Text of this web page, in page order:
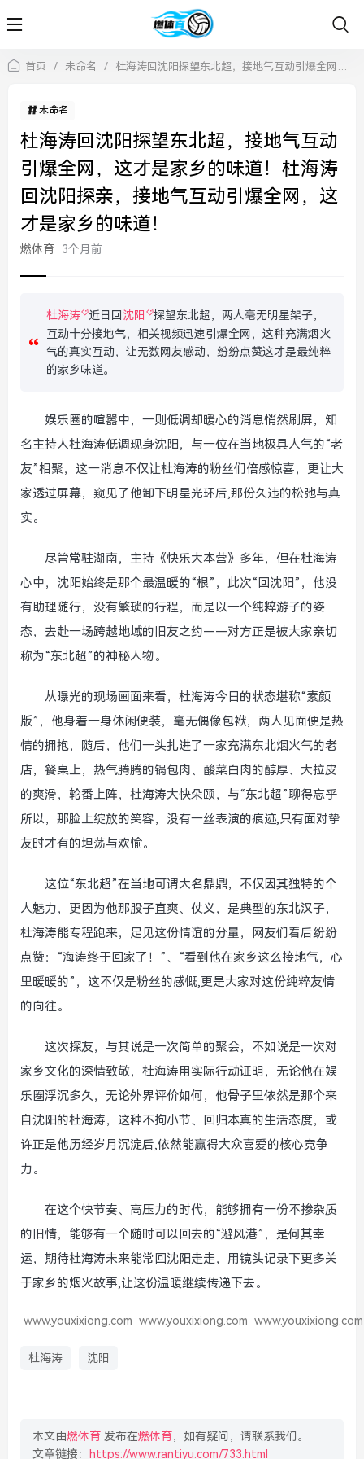
首页 / 未命名 / 杜海涛回沈阳探望东北超，接地气互动引爆全网，这才是家乡的味道！杜海涛回沈阳探亲，接地气互动引爆全网，这才是家乡的味道！
未命名
杜海涛回沈阳探望东北超，接地气互动
引爆全网，这才是家乡的味道！杜海涛
回沈阳探亲，接地气互动引爆全网，这
才是家乡的味道！
燃体育 3个月前
杜海涛 近日回 沈阳
探望东北超，两人毫无明星架子，
互动十分接地气，相关视频迅速引爆全网，这种充满烟火
气的真实互动，让无数网友感动，纷纷点赞这才是最纯粹
的家乡味道。
娱乐圈的喧嚣中，一则低调却暖心的消息悄然刷屏，知
名主持人杜海涛低调现身沈阳，与一位在当地极具人气的“老
友”相聚，这一消息不仅让杜海涛的粉丝们倍感惊喜，更让大
家透过屏幕，窥见了他卸下明星光环后,那份久违的松弛与真
实。
尽管常驻湖南，主持《快乐大本营》多年，但在杜海涛
心中，沈阳始终是那个最温暖的“根”，此次“回沈阳”，他没
有助理随行，没有繁琐的行程，而是以一个纯粹游子的姿
态，去赴一场跨越地域的旧友之约——对方正是被大家亲切
称为“东北超”的神秘人物。
从曝光的现场画面来看，杜海涛今日的状态堪称“素颜
版”，他身着一身休闲便装，毫无偶像包袱，两人见面便是热
情的拥抱，随后，他们一头扎进了一家充满东北烟火气的老
店，餐桌上，热气腾腾的锅包肉、酸菜白肉的醇厚、大拉皮
的爽滑，轮番上阵，杜海涛大快朵颐，与“东北超”聊得忘乎
所以，那脸上绽放的笑容，没有一丝表演的痕迹,只有面对挚
友时才有的坦荡与欢愉。
这位“东北超”在当地可谓大名鼎鼎，不仅因其独特的个
人魅力，更因为他那股子直爽、仗义，是典型的东北汉子，
杜海涛能专程跑来，足见这份情谊的分量，网友们看后纷纷
点赞：“海涛终于回家了！”、“看到他在家乡这么接地气，心
里暖暖的”，这不仅是粉丝的感慨,更是大家对这份纯粹友情
的向往。
这次探友，与其说是一次简单的聚会，不如说是一次对
家乡文化的深情致敬，杜海涛用实际行动证明，无论他在娱
乐圈浮沉多久，无论外界评价如何，他骨子里依然是那个来
自沈阳的杜海涛，这种不拘小节、回归本真的生活态度，或
许正是他历经岁月沉淀后,依然能赢得大众喜爱的核心竞争
力。
在这个快节奏、高压力的时代，能够拥有一份不掺杂质
的旧情，能够有一个随时可以回去的“避风港”，是何其幸
运，期待杜海涛未来能常回沈阳走走，用镜头记录下更多关
于家乡的烟火故事,让这份温暖继续传递下去。
www.youxixiong.com www.youxixiong.com www.youxixiong.com
杜海涛 沈阳
本文由燃体育 发布在燃体育，如有疑问，请联系我们。
文章链接：
https://www.rantiyu.com/733.html